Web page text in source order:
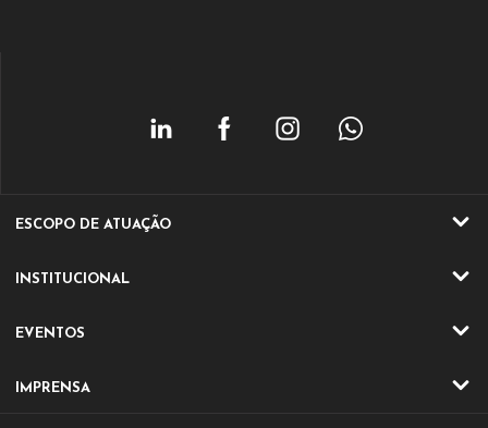
ESCOPO DE ATUAÇÃO
ATIVIDADES
INSTITUCIONAL
QUEM SOMOS
DIRETORIA E CONSELHO
EVENTOS
EVENTOS ONLINE
IMPRENSA